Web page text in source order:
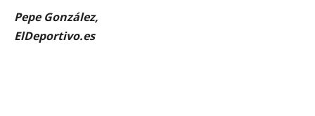
Pepe González,
ElDeportivo.es